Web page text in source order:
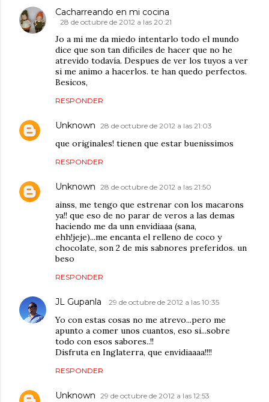
Cacharreando en mi cocina
28 de octubre de 2012 a las 20:21
Jo a mi me da miedo intentarlo todo el mundo
dice que son tan dificiles de hacer que no he
atrevido todavía. Despues de ver los tuyos a ver
si me animo a hacerlos. te han quedo perfectos.
Besicos,
RESPONDER
Unknown 28 de octubre de 2012 a las 21:03
que originales! tienen que estar buenissimos
RESPONDER
Unknown 28 de octubre de 2012 a las 21:50
ainss, me tengo que estrenar con los macarons
ya!! que eso de no parar de veros a las demas
haciendo me da unn envidiaaa (sana,
ehh!jeje)...me encanta el relleno de coco y
chocolate, son 2 de mis sabnores preferidos. un
beso
RESPONDER
JL Gupanla 29 de octubre de 2012 a las 10:35
Yo con estas cosas no me atrevo...pero me
apunto a comer unos cuantos, eso si...sobre
todo con esos sabores..!!
Disfruta en Inglaterra, que envidiaaaa!!!!
RESPONDER
Unknown 29 de octubre de 2012 a las 12:53